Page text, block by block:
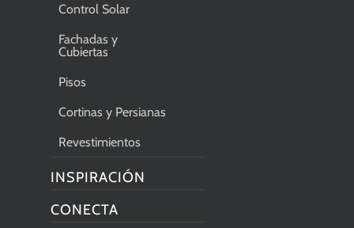
Control Solar
Fachadas y
Cubiertas
Pisos
Cortinas y Persianas
Revestimientos
INSPIRACIÓN
CONECTA